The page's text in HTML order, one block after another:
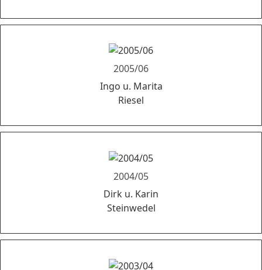
2005/06
Ingo u. Marita
Riesel
2004/05
Dirk u. Karin
Steinwedel